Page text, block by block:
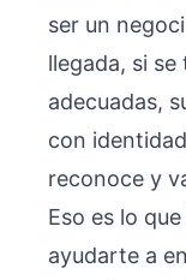
ser un
llegada, si
adecuadas,
con
reconoce y
Eso es lo
ayudarte a